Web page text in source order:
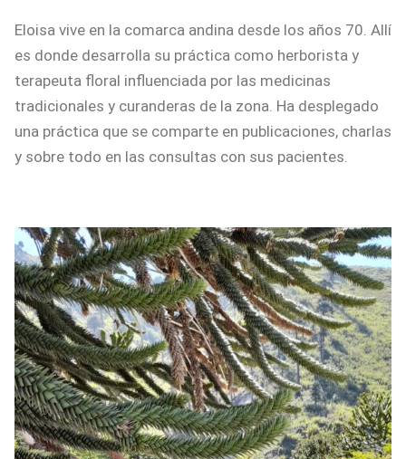
Eloisa vive en la comarca andina desde los años 70. Allí
es donde desarrolla su práctica como herborista y
terapeuta floral influenciada por las medicinas
tradicionales y curanderas de la zona. Ha desplegado
una práctica que se comparte en publicaciones, charlas
y sobre todo en las consultas con sus pacientes.